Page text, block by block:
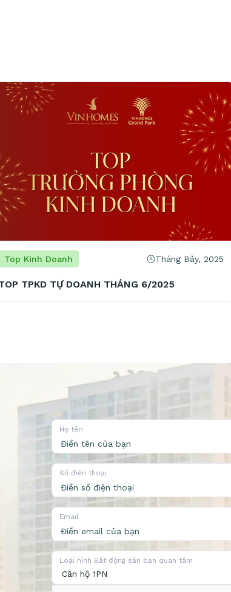
Top Kinh Doanh Tháng Bảy, 2025
TPKD TỰ DOANH THÁNG 6/2025
Họ tên
Số điện thoại
Email
Loại hình Bất động sản bạn quan tâm